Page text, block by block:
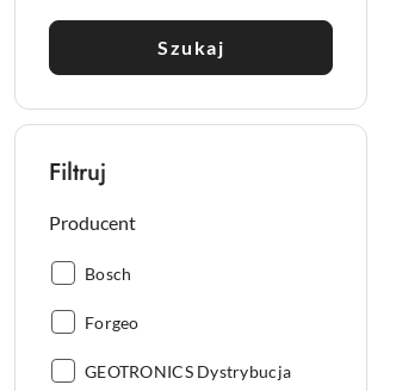
Szukaj
Filtruj
Producent
Producent:
Bosch
Producent:
Forgeo
Producent:
GEOTRONICS Dystrybucja